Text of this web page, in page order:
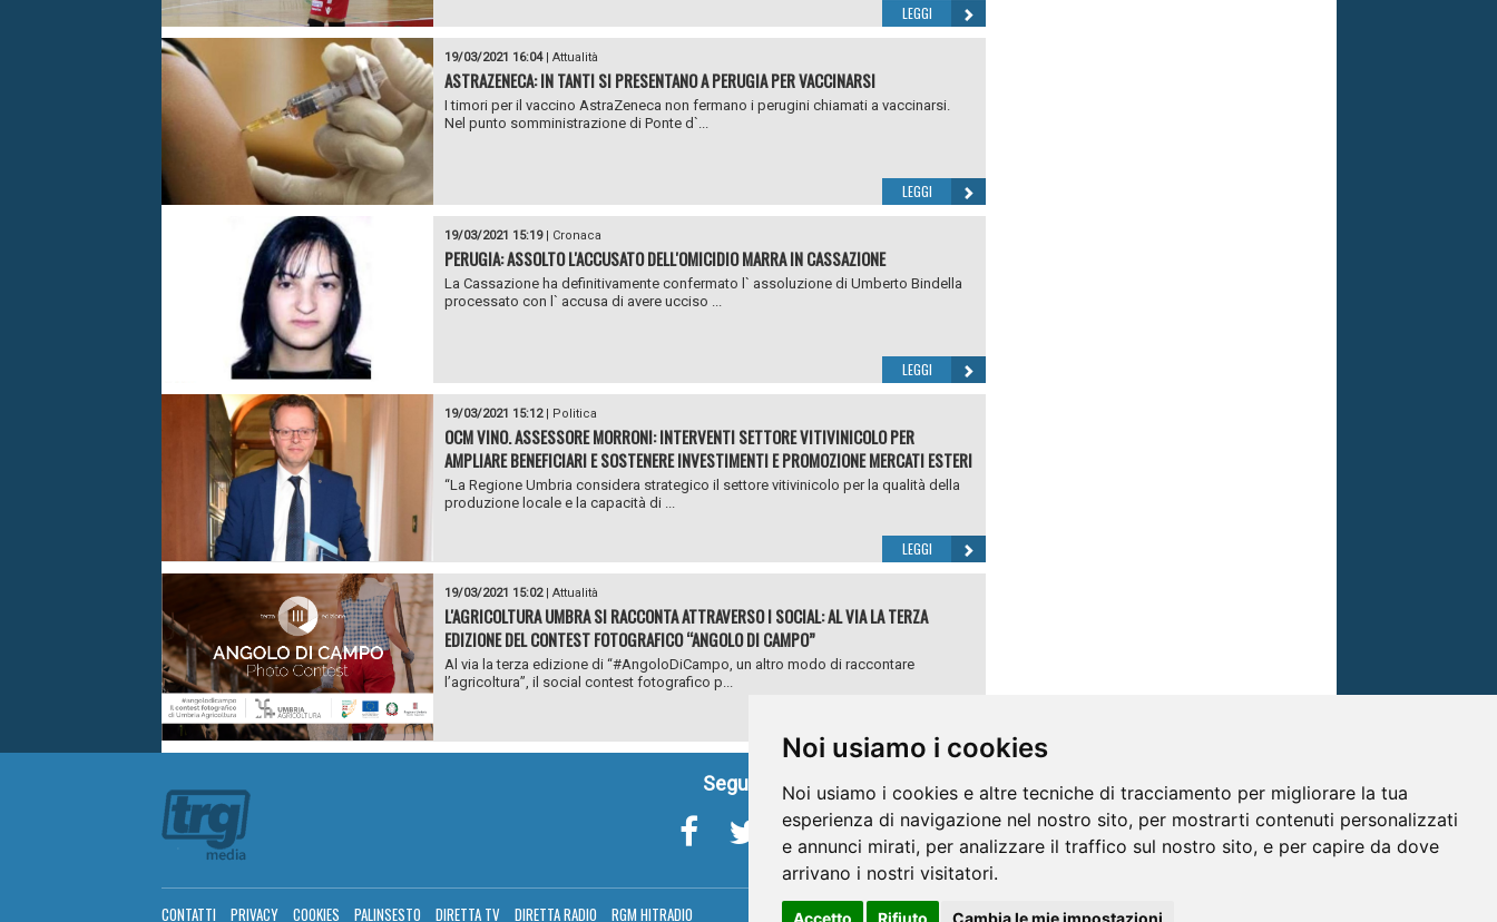
Noi usiamo i cookies
Noi usiamo i cookies e altre tecniche di tracciamento per migliorare la tua
esperienza di navigazione nel nostro sito, per mostrarti contenuti personalizzati
e annunci mirati, per analizzare il traffico sul nostro sito, e per capire da dove
arrivano i nostri visitatori.
Accetto Rifiuto Cambia le mie impostazioni
LEGGI
19/03/2021 16:04| Attualità
ASTRAZENECA: IN TANTI SI PRESENTANO A PERUGIA PER VACCINARSI
I timori per il vaccino AstraZeneca non fermano i perugini chiamati a vaccinarsi.
Nel punto somministrazione di Ponte d`...
LEGGI
19/03/2021 15:19| Cronaca
PERUGIA: ASSOLTO L'ACCUSATO DELL'OMICIDIO MARRA IN CASSAZIONE
La Cassazione ha definitivamente confermato l` assoluzione di Umberto Bindella
processato con l` accusa di avere ucciso ...
LEGGI
19/03/2021 15:12| Politica
OCM VINO. ASSESSORE MORRONI: INTERVENTI SETTORE VITIVINICOLO PER
AMPLIARE BENEFICIARI E SOSTENERE INVESTIMENTI E PROMOZIONE MERCATI ESTERI
“La Regione Umbria considera strategico il settore vitivinicolo per la qualità della
produzione locale e la capacità di ...
LEGGI
19/03/2021 15:02| Attualità
L'AGRICOLTURA UMBRA SI RACCONTA ATTRAVERSO I SOCIAL: AL VIA LA TERZA
EDIZIONE DEL CONTEST FOTOGRAFICO “ANGOLO DI CAMPO”
Al via la terza edizione di “#AngoloDiCampo, un altro modo di raccontare
l’agricoltura”, il social contest fotografico p...
Seguici su
CONTATTI PRIVACY COOKIES PALINSESTO DIRETTA TV DIRETTA RADIO RGM HITRADIO